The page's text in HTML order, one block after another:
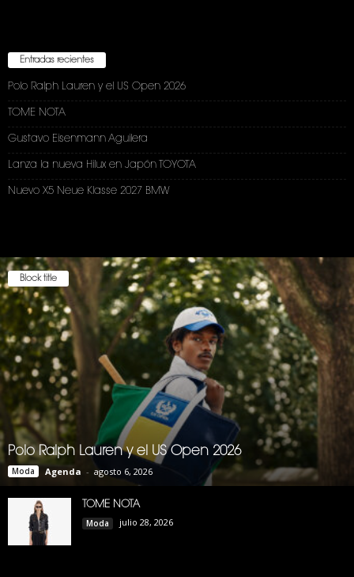
Entradas recientes
Polo Ralph Lauren y el US Open 2026
TOME NOTA
Gustavo Eisenmann Aguilera
Lanza la nueva Hilux en Japón TOYOTA
Nuevo X5 Neue Klasse 2027 BMW
Block title
Polo Ralph Lauren y el US Open 2026
Moda Agenda - agosto 6, 2026
TOME NOTA
Moda julio 28, 2026